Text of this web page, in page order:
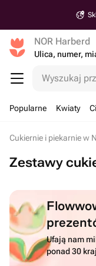
NOR Harberd
Ulica, numer,
Wyszukaj
Popularne Kwiaty
Cukiernie i piekarnie w
Zestawy
Ufają nam
ponad 30